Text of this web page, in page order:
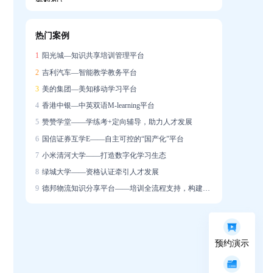
快速成长？
销售能力增长「看得见」
热门案例
1 阳光城—知识共享培训管理平台
2 吉利汽车—智能教学教务平台
3 美的集团—美知移动学习平台
4 香港中银—中英双语M-learning平台
5 赞赞学堂——学练考+定向辅导，助力人才发展
6 国信证券互学E——自主可控的“国产化”平台
7 小米清河大学——打造数字化学习生态
8 绿城大学——资格认证牵引人才发展
9 德邦物流知识分享平台——培训全流程支持，构建学习社区
预约演示